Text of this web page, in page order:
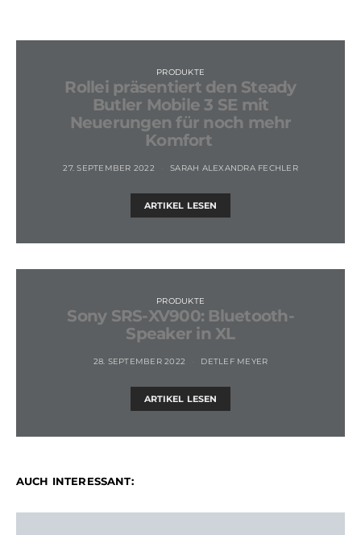
PRODUKTE
Rollei präsentiert den Steady
Butler Mobile 3 SE mit
Neuerungen für noch mehr
Komfort
27. SEPTEMBER 2022 SARAH ALEXANDRA FECHLER
ARTIKEL LESEN
PRODUKTE
Sony SRS-XV900: Bluetooth-
Speaker in XL
28. SEPTEMBER 2022 DETLEF MEYER
ARTIKEL LESEN
AUCH INTERESSANT: